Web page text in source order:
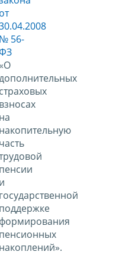
от
№ 56-
«О
страховых
взносах
на
накопительную
часть
пенсии
и
государственной
поддержке
формирования
пенсионных
накоплений».